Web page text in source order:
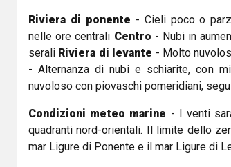
Riviera di ponente - Cieli poco o
nelle ore centrali Centro - Nubi in
serali Riviera di levante - Molto
- Alternanza di nubi e schiarite, con
nuvoloso con piovaschi pomeridiani,
Condizioni meteo marine - I venti
quadranti nord-orientali. Il limite dello
mar Ligure di Ponente e il mar Ligure di